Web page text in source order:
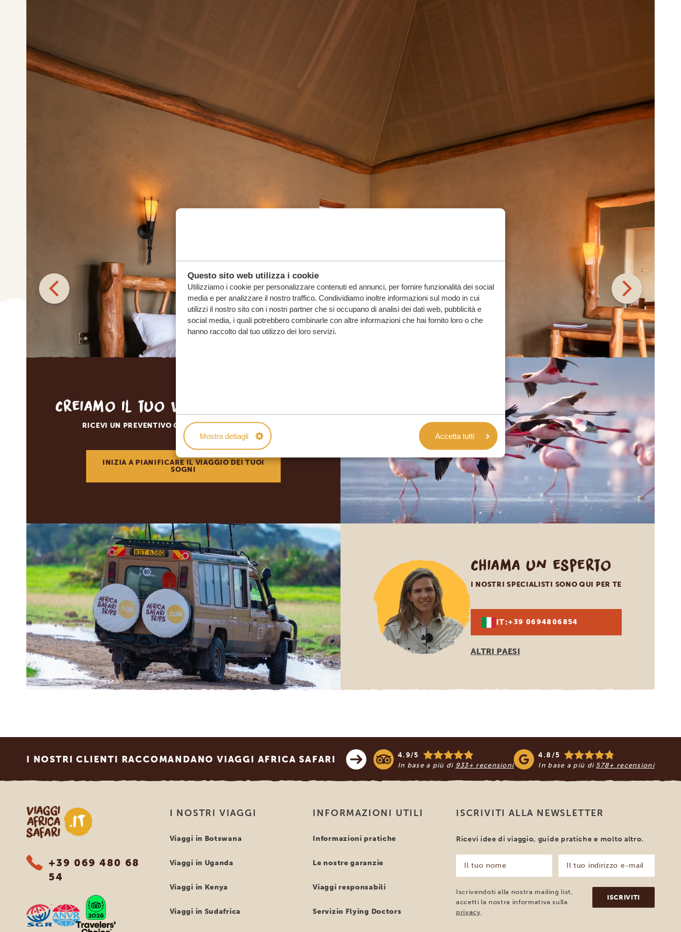
Questo sito web utilizza i cookie
Utilizziamo i cookie per personalizzare contenuti ed annunci, per fornire funzionalità dei social
media e per analizzare il nostro traffico. Condividiamo inoltre informazioni sul modo in cui
utilizzi il nostro sito con i nostri partner che si occupano di analisi dei dati web, pubblicità e
social media, i quali potrebbero combinarle con altre informazioni che hai fornito loro o che
hanno raccolto dal tuo utilizzo dei loro servizi.
Mostra dettagli Accetta tutti
Creiamo il tuo viaggio su misura
RICEVI UN PREVENTIVO GRATUITO E SENZA IMPEGNO
INIZIA A PIANIFICARE IL VIAGGIO DEI TUOI
SOGNI
Chiama un esperto
I NOSTRI SPECIALISTI SONO QUI PER TE
IT:+39 0694806854
ALTRI PAESI
I NOSTRI CLIENTI RACCOMANDANO VIAGGI AFRICA SAFARI 4.9/5
In base a più di 933+ recensioni
4.8/5
In base a più di 578+ recensioni
Viaggi Africa Safari
+39 069 480 68
54
I NOSTRI VIAGGI
Viaggi in Botswana
Viaggi in Uganda
Viaggi in Kenya
Viaggi in Sudafrica
INFORMAZIONI UTILI
Informazioni pratiche
Le nostre garanzie
Viaggi responsabili
Servizio Flying Doctors
ISCRIVITI ALLA NEWSLETTER
Ricevi idee di viaggio, guide pratiche e molto altro.
tuo
nome
(Obbligatorio)
tuo
indirizzo
e-
mail
(Obbligatorio)
Iscrivendoti alla nostra mailing list,
accetti la nostra informativa sulla
privacy.